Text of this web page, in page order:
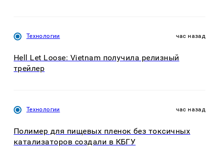
Технологии час назад
Hell Let Loose: Vietnam получила релизный
трейлер
Технологии час назад
Полимер для пищевых пленок без токсичных
катализаторов создали в КБГУ